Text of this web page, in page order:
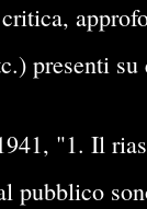
presenti
"1. Il
pubblico